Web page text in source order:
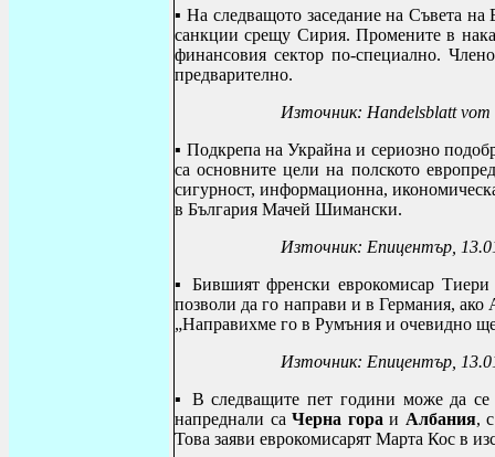
▪На следващото заседание на Съвета
санкции срещу Сирия. Промените в
финансовия сектор по-специално.
предварително.
Източник: Handelsblatt vom
▪ Подкрепа на Украйна и сериозно
са основните цели на полското
сигурност, информационна,
в България Мачей Шимански.
Източник: Епицентър,
▪ Бившият френски еврокомисар
позволи да го направи и в Германия,
„Направихме го в Румъния и очевидно
Източник: Епицентър,
▪ В следващите пет години може да
напреднали саЧерна гора и Албания,
Това заяви еврокомисарят Марта Кос в